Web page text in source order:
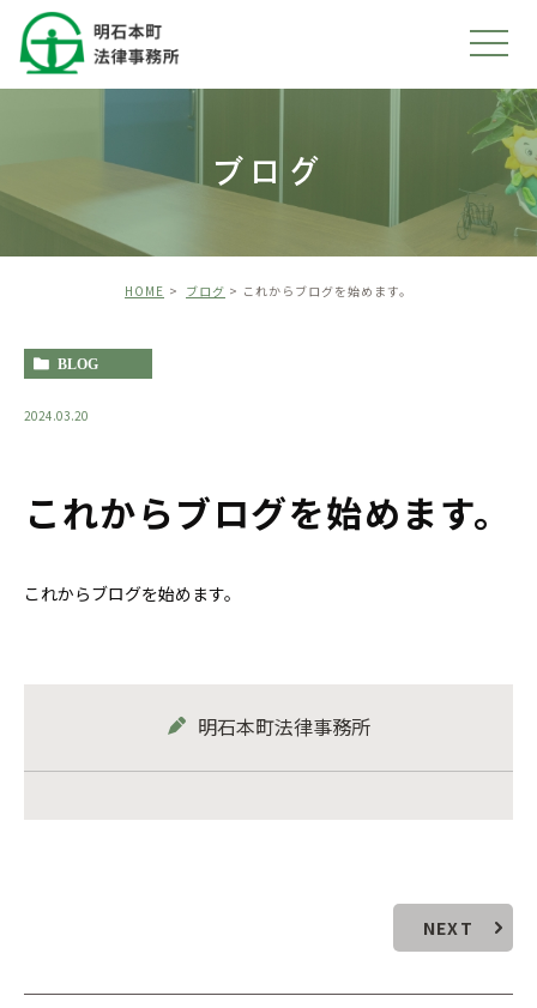
ブログ
HOME ブログ これからブログを始めます。
BLOG
2024.03.20
これからブログを始めます。
これからブログを始めます。
明石本町法律事務所
NEXT